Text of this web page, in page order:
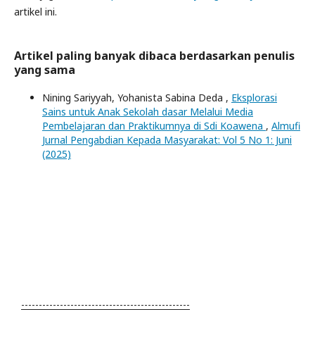
artikel ini.
Artikel paling banyak dibaca berdasarkan penulis
yang sama
Nining Sariyyah, Yohanista Sabina Deda , Eksplorasi
Sains untuk Anak Sekolah dasar Melalui Media
Pembelajaran dan Praktikumnya di Sdi Koawena , Almufi
Jurnal Pengabdian Kepada Masyarakat: Vol 5 No 1: Juni
(2025)
------------------------------------------------